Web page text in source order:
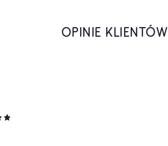
OPINIE KLIENTÓW